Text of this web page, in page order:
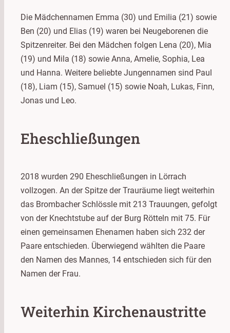
Die Mädchennamen Emma (30) und Emilia (21) sowie
Ben (20) und Elias (19) waren bei Neugeborenen die
Spitzenreiter. Bei den Mädchen folgen Lena (20), Mia
(19) und Mila (18) sowie Anna, Amelie, Sophia, Lea
und Hanna. Weitere beliebte Jungennamen sind Paul
(18), Liam (15), Samuel (15) sowie Noah, Lukas, Finn,
Jonas und Leo.
Eheschließungen
2018 wurden 290 Eheschließungen in Lörrach
vollzogen. An der Spitze der Trauräume liegt weiterhin
das Brombacher Schlössle mit 213 Trauungen, gefolgt
von der Knechtstube auf der Burg Rötteln mit 75. Für
einen gemeinsamen Ehenamen haben sich 232 der
Paare entschieden. Überwiegend wählten die Paare
den Namen des Mannes, 14 entschieden sich für den
Namen der Frau.
Weiterhin Kirchenaustritte